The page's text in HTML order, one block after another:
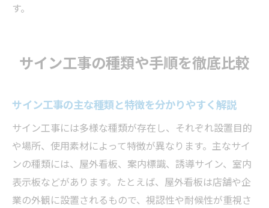
す。
サイン工事の種類や手順を徹底比較
サイン工事の主な種類と特徴を分かりやすく解説
サイン工事には多様な種類が存在し、それぞれ設置目的
や場所、使用素材によって特徴が異なります。主なサイ
ンの種類には、屋外看板、案内標識、誘導サイン、室内
表示板などがあります。たとえば、屋外看板は店舗や企
業の外観に設置されるもので、視認性や耐候性が重視さ